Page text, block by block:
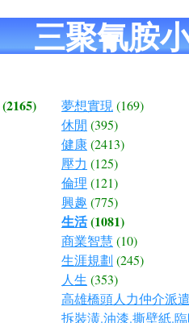
三聚氰胺
(2165) 夢想實現(169)
休閒 (395)
健康(2413)
壓力 (125)
倫理 (121)
興趣 (775)
生活(1081)
商業智慧 (10)
生涯規劃 (245)
人生 (353)
高雄橋頭人力仲介派
拆裝潢.油漆.撕壁紙.